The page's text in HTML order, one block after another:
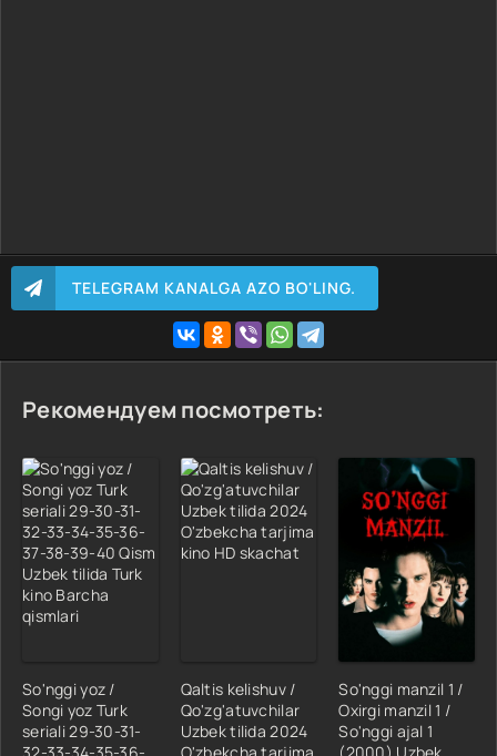
TELEGRAM KANALGA AZO BO'LING.
Рекомендуем посмотреть:
So'nggi yoz /
Songi yoz Turk
seriali 29-30-31-
Qaltis kelishuv /
Qo'zg'atuvchilar
Uzbek tilida 2024
So'nggi manzil 1 /
Oxirgi manzil 1 /
So'nggi ajal 1